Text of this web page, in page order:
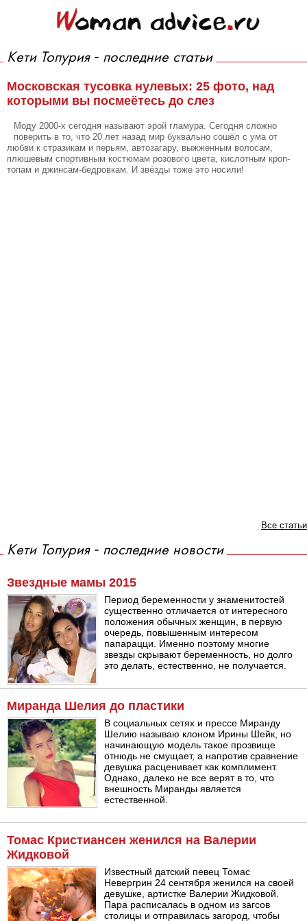
Кети Топурия - последние статьи
Московская тусовка нулевых: 25 фото, над
которыми вы посмеётесь до слез
Моду 2000-х сегодня называют эрой гламура. Сегодня сложно
поверить в то, что 20 лет назад мир буквально сошёл с ума от
любви к стразикам и перьям, автозагару, выжженным волосам,
плюшевым спортивным костюмам розового цвета, кислотным кроп-
топам и джинсам-бедровкам. И звёзды тоже это носили!
Все статьи
Кети Топурия - последние новости
Звездные мамы 2015
Период беременности у знаменитостей
существенно отличается от интересного
положения обычных женщин, в первую
очередь, повышенным интересом
папарацци. Именно поэтому многие
звезды скрывают беременность, но долго
это делать, естественно, не получается.
Миранда Шелия до пластики
В социальных сетях и прессе Миранду
Шелию называю клоном Ирины Шейк, но
начинающую модель такое прозвище
отнюдь не смущает, а напротив сравнение
девушка расценивает как комплимент.
Однако, далеко не все верят в то, что
внешность Миранды является
естественной.
Томас Кристиансен женился на Валерии
Жидковой
Известный датский певец Томас
Невергрин 24 сентября женился на своей
девушке, артистке Валерии Жидковой.
Пара расписалась в одном из загсов
столицы и отправилась загород, чтобы